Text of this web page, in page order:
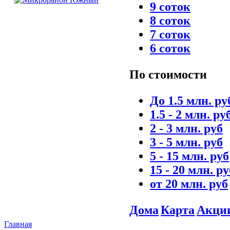
9 соток
8 соток
7 соток
6 соток
По стоимости
До 1.5 млн.
1.5 - 2 млн.
2 - 3 млн. руб
3 - 5 млн. руб
5 - 15 млн. руб
15 - 20 млн.
от 20 млн. руб
ДомаКарта
Главная